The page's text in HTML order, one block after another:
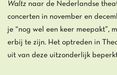
Waltz naar de Nederlandse
concerten in november en
je “nog wel een keer meepakt”,
erbij te zijn. Het optreden in
uit van deze uitzonderlijk